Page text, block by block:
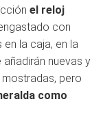
el reloj
con
la caja, en la
nuevas y
pero
como